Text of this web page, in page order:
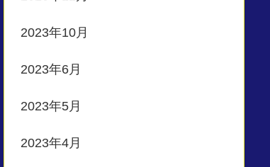
2023年10月
2023年6月
2023年5月
2023年4月